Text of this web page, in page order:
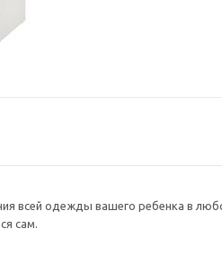
всей одежды вашего ребенка в
сам.